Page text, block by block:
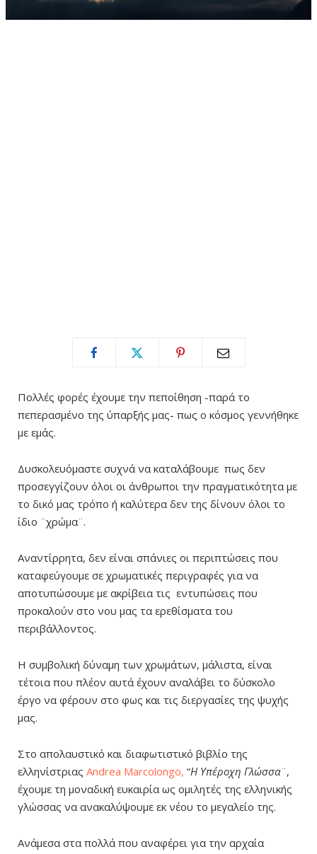
Πολλές φορές έχουμε την πεποίθηση -παρά το
πεπερασμένο της ύπαρξής μας- πως ο κόσμος γεννήθηκε
με εμάς.
Δυσκολευόμαστε συχνά να καταλάβουμε πως δεν
προσεγγίζουν όλοι οι άνθρωποι την πραγματικότητα με
το δικό μας τρόπο ή καλύτερα δεν της δίνουν όλοι το
ίδιο ¨χρώμα¨.
Αναντίρρητα, δεν είναι σπάνιες οι περιπτώσεις που
καταφεύγουμε σε χρωματικές περιγραφές για να
αποτυπώσουμε με ακρίβεια τις εντυπώσεις που
προκαλούν στο νου μας τα ερεθίσματα του
περιβάλλοντος.
Η συμβολική δύναμη των χρωμάτων, μάλιστα, είναι
τέτοια που πλέον αυτά έχουν αναλάβει το δύσκολο
έργο να φέρουν στο φως και τις διεργασίες της ψυχής
μας.
Στο απολαυστικό και διαφωτιστικό βιβλίο της
ελληνίστριας Andrea Marcolongo, “Η Υπέροχη Γλώσσα¨,
έχουμε τη μοναδική ευκαιρία ως ομιλητές της ελληνικής
γλώσσας να ανακαλύψουμε εκ νέου το μεγαλείο της.
Ανάμεσα στα πολλά που αναφέρει για την αρχαία